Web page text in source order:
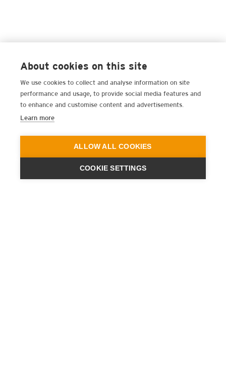
About cookies on this site
We use cookies to collect and analyse information on site
performance and usage, to provide social media features and
to enhance and customise content and advertisements.
Learn more
ALLOW ALL COOKIES
COOKIE SETTINGS